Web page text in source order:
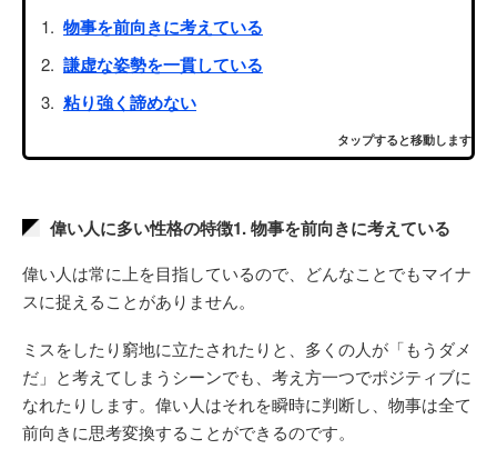
物事を前向きに考えている
謙虚な姿勢を一貫している
粘り強く諦めない
タップすると移動します
偉い人に多い性格の特徴1. 物事を前向きに考えている
偉い人は常に上を目指しているので、どんなことでもマイナ
スに捉えることがありません。
ミスをしたり窮地に立たされたりと、多くの人が「もうダメ
だ」と考えてしまうシーンでも、考え方一つでポジティブに
なれたりします。偉い人はそれを瞬時に判断し、物事は全て
前向きに思考変換することができるのです。